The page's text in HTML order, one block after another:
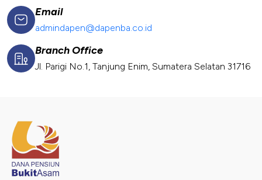
Email
admindapen@dapenba.co.id
Branch Office
Jl. Parigi No.1, Tanjung Enim, Sumatera Selatan 31716